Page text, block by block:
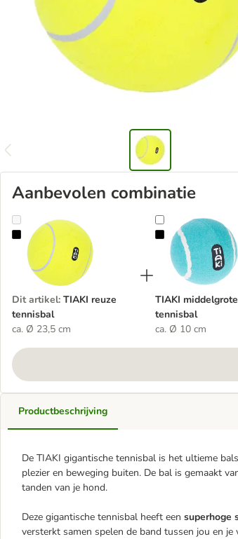
Aanbevolen combinatie
TIAKI reuze tennisbal
Dit artikel: TIAKI reuze
tennisbal
ca. Ø 23,5 cm
TIAKI
TIAKI middelgrote
tennisbal
ca. Ø 10 cm
Productbeschrijving
De TIAKI gigantische tennisbal is het ultieme
plezier en beweging buiten. De bal is gemaakt
tanden van je hond.
Deze gigantische tennisbal heeft een superhoge
versterkt samen spelen de band tussen jou en